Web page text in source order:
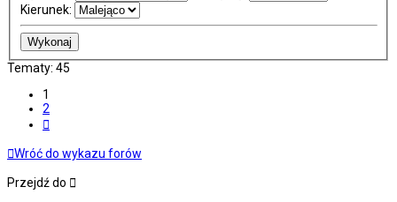
Kierunek:
Tematy: 45
1
2
Wróć do wykazu forów
Przejdź do